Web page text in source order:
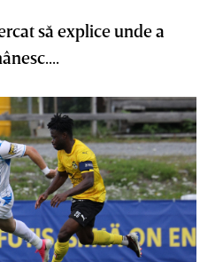
să explice unde a